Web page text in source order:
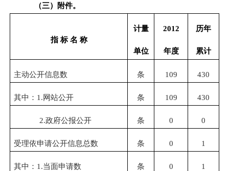
（三） 附件。
指 标 名 称
计量
单位
2012
年度
历年
累计
主动公开信息数 条 109 430
其中：1.网站公开 条 109 430
2.政府公报公开 条 0 0
受理依申请公开信息总数 条 0 1
其中：1.当面申请数 条 0 1